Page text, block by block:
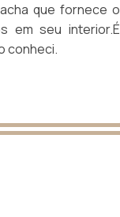
que fornece o
em seu interior.É
conheci.